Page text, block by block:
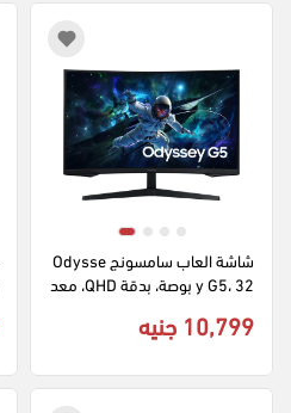
شاشة العاب سامسونج Odysse
y G5، 32 بوصة، بدقة QHD، معد
G
10,799 جنيه